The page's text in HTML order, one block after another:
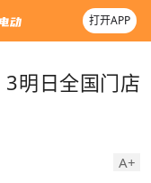
打开APP
明日全国门店
A+